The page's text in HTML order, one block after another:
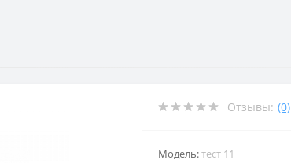
Отзывы: (0)
Модель:тест 11